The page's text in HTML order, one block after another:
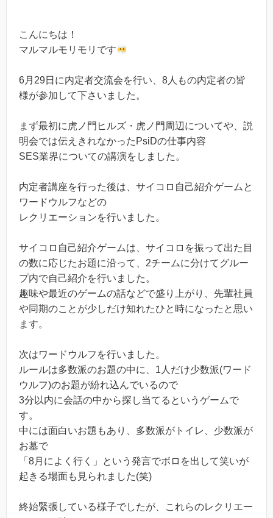
こんにちは！
マルマルモリモリです
6月29日に内定者交流会を行い、8人もの内定者の皆
様が参加して下さいました。
まず最初に虎ノ門ヒルズ・虎ノ門周辺についてや、説
明会では伝えきれなかったPsiDの仕事内容
SES業界についての講演をしました。
内定者講座を行った後は、サイコロ自己紹介ゲームと
ワードウルフなどの
レクリエーションを行いました。
サイコロ自己紹介ゲームは、サイコロを振って出た目
の数に応じたお題に沿って、2チームに分けてグルー
プ内で自己紹介を行いました。
趣味や最近のゲームの話などで盛り上がり、先輩社員
や同期のことが少しだけ知れたひと時になったと思い
ます。
次はワードウルフを行いました。
ルールは多数派のお題の中に、1人だけ少数派(ワード
ウルフ)のお題が紛れ込んでいるので
3分以内に会話の中から探し当てるというゲームで
す。
中には面白いお題もあり、多数派がトイレ、少数派が
お墓で
「8月によく行く」という発言でボロを出して笑いが
起きる場面も見られました(笑)
終始緊張している様子でしたが、これらのレクリエー